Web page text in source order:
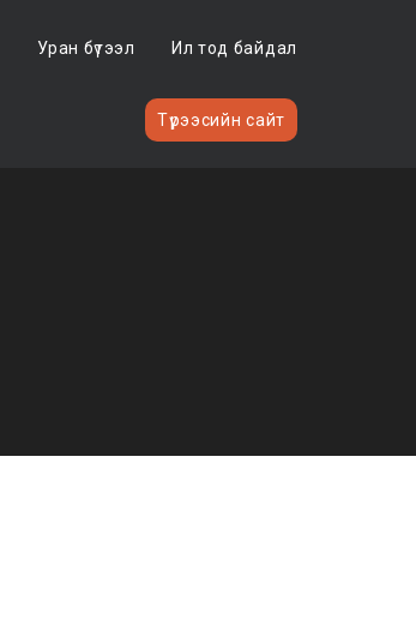
Уран бүтээл Ил тод байдал
Түрээсийн сайт